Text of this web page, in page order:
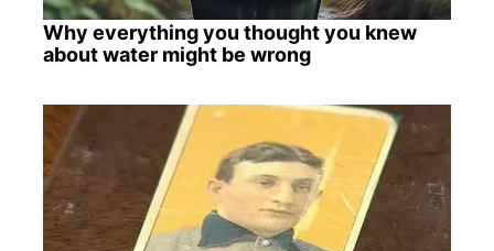
Why everything you thought you knew
about water might be wrong